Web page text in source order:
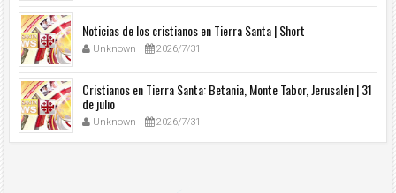
Noticias de los cristianos en Tierra Santa | Short
Unknown 2026/7/31
Cristianos en Tierra Santa: Betania, Monte Tabor, Jerusalén | 31
de julio
Unknown 2026/7/31